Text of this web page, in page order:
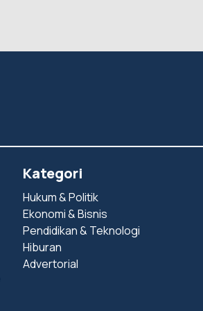
Kategori
Hukum & Politik
Ekonomi & Bisnis
Pendidikan & Teknologi
Hiburan
Advertorial